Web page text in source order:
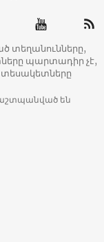
տեղանունները,
պարտադիր չէ,
են